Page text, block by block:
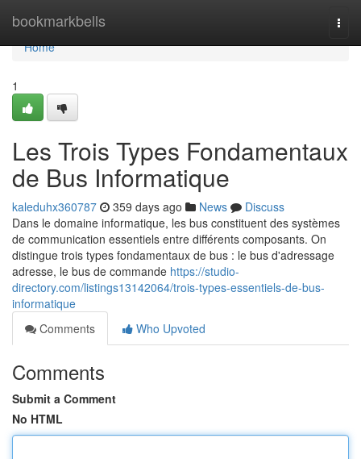
bookmarkbells
Home
Home
1
Les Trois Types Fondamentaux
de Bus Informatique
kaleduhx360787 359 days ago News
Discuss
Dans le domaine informatique, les bus constituent des systèmes
de communication essentiels entre différents composants. On
distingue trois types fondamentaux de bus : le bus d'adressage
adresse, le bus de commande https://studio-
directory.com/listings13142064/trois-types-essentiels-de-bus-
informatique
Comments
Who Upvoted
Comments
Submit a Comment
No HTML